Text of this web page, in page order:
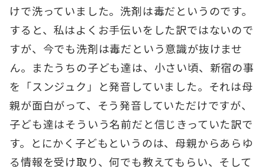
けで洗っていました。洗剤は毒だというのです。
すると、私はよくお手伝いをした訳ではないので
すが、今でも洗剤は毒だという意識が抜けませ
ん。またうちの子ども達は、小さい頃、新宿の事
を「スンジュク」と発音していました。それは母
親が面白がって、そう発音していただけですが、
子ども達はそういう名前だと信じきっていた訳で
す。とにかく子どもというのは、母親からあらゆ
る情報を受け取り、何でも教えてもらい、そして